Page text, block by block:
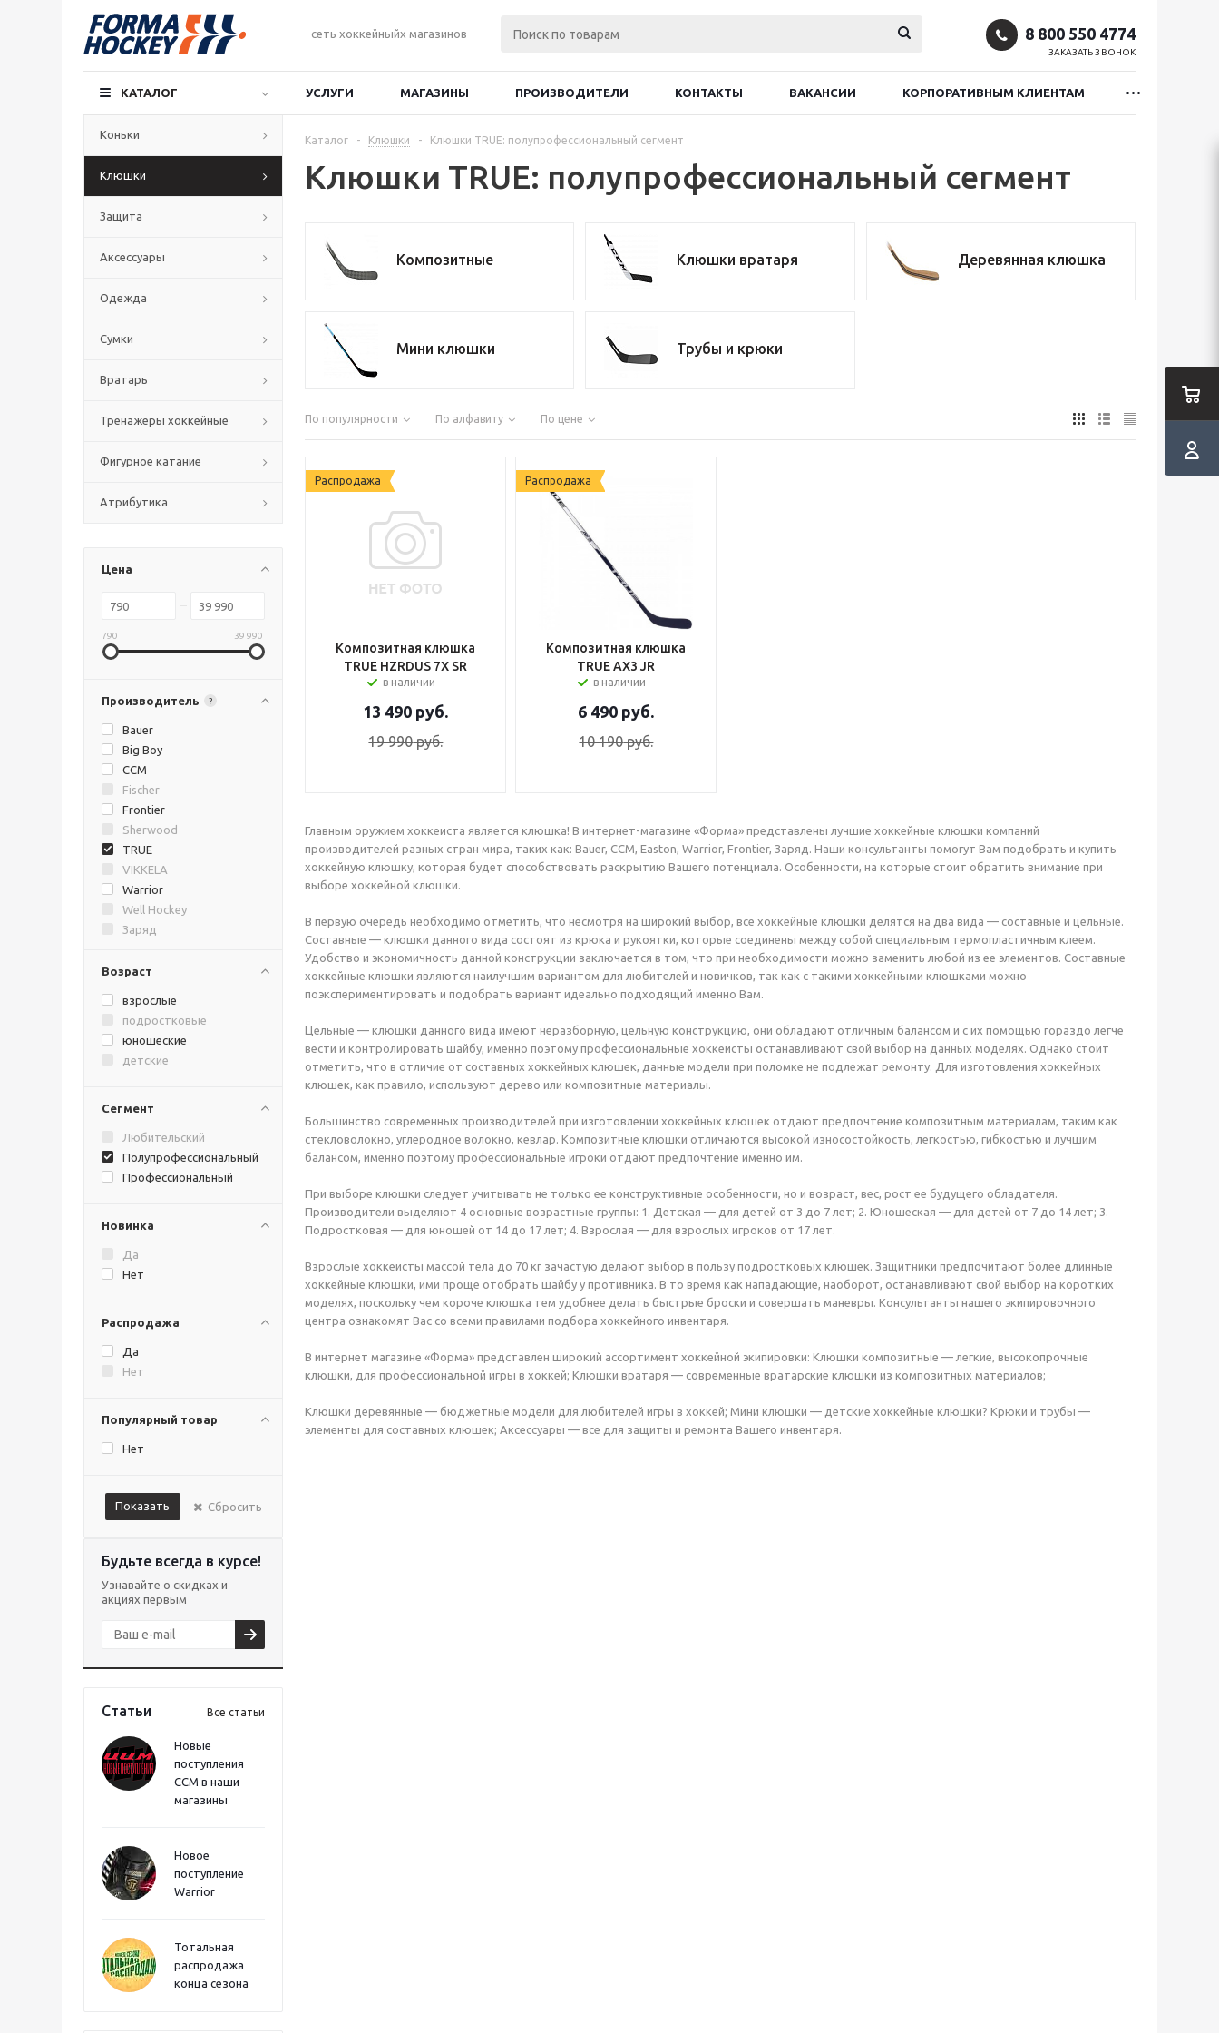
сеть хоккейныйх магазинов 8 800 550 4774
ЗАКАЗАТЬ ЗВОНОК
КАТАЛОГ УСЛУГИ МАГАЗИНЫ ПРОИЗВОДИТЕЛИ КОНТАКТЫ ВАКАНСИИ КОРПОРАТИВНЫМ КЛИЕНТАМ
Коньки
Клюшки
Защита
Аксессуары
Одежда
Сумки
Вратарь
Тренажеры хоккейные
Фигурное катание
Атрибутика
Цена
790 39 990
Производитель ?
Bauer
Big Boy
CCM
Fischer
Frontier
Sherwood
TRUE
VIKKELA
Warrior
Well Hockey
Заряд
Возраст
взрослые
подростковые
юношеские
детские
Сегмент
Любительский
Полупрофессиональный
Профессиональный
Новинка
Да
Нет
Распродажа
Да
Нет
Популярный товар
Нет
Показать Сбросить
Будьте всегда в курсе!
Узнавайте о скидках и
акциях первым
Статьи Все статьи
Новые
поступления
CCM в наши
магазины
Новое
поступление
Warrior
Тотальная
распродажа
конца сезона
Каталог - Клюшки - Клюшки TRUE: полупрофессиональный сегмент
Клюшки TRUE: полупрофессиональный сегмент
Композитные Клюшки вратаря Деревянная клюшка
Мини клюшки Трубы и крюки
По популярности По алфавиту По цене
Распродажа
Композитная клюшка
TRUE HZRDUS 7X SR
в наличии
13 490 руб.
19 990руб.
Распродажа
Композитная клюшка
TRUE AX3 JR
в наличии
6 490 руб.
10 190руб.
Главным оружием хоккеиста является клюшка! В интернет-магазине «Форма» представлены лучшие хоккейные клюшки компаний
производителей разных стран мира, таких как: Bauer, CCM, Easton, Warrior, Frontier, Заряд. Наши консультанты помогут Вам подобрать и купить
хоккейную клюшку, которая будет способствовать раскрытию Вашего потенциала. Особенности, на которые стоит обратить внимание при
выборе хоккейной клюшки.
В первую очередь необходимо отметить, что несмотря на широкий выбор, все хоккейные клюшки делятся на два вида — составные и цельные.
Составные — клюшки данного вида состоят из крюка и рукоятки, которые соединены между собой специальным термопластичным клеем.
Удобство и экономичность данной конструкции заключается в том, что при необходимости можно заменить любой из ее элементов. Составные
хоккейные клюшки являются наилучшим вариантом для любителей и новичков, так как с такими хоккейными клюшками можно
поэкспериментировать и подобрать вариант идеально подходящий именно Вам.
Цельные — клюшки данного вида имеют неразборную, цельную конструкцию, они обладают отличным балансом и с их помощью гораздо легче
вести и контролировать шайбу, именно поэтому профессиональные хоккеисты останавливают свой выбор на данных моделях. Однако стоит
отметить, что в отличие от составных хоккейных клюшек, данные модели при поломке не подлежат ремонту. Для изготовления хоккейных
клюшек, как правило, используют дерево или композитные материалы.
Большинство современных производителей при изготовлении хоккейных клюшек отдают предпочтение композитным материалам, таким как
стекловолокно, углеродное волокно, кевлар. Композитные клюшки отличаются высокой износостойкость, легкостью, гибкостью и лучшим
балансом, именно поэтому профессиональные игроки отдают предпочтение именно им.
При выборе клюшки следует учитывать не только ее конструктивные особенности, но и возраст, вес, рост ее будущего обладателя.
Производители выделяют 4 основные возрастные группы: 1. Детская — для детей от 3 до 7 лет; 2. Юношеская — для детей от 7 до 14 лет; 3.
Подростковая — для юношей от 14 до 17 лет; 4. Взрослая — для взрослых игроков от 17 лет.
Взрослые хоккеисты массой тела до 70 кг зачастую делают выбор в пользу подростковых клюшек. Защитники предпочитают более длинные
хоккейные клюшки, ими проще отобрать шайбу у противника. В то время как нападающие, наоборот, останавливают свой выбор на коротких
моделях, поскольку чем короче клюшка тем удобнее делать быстрые броски и совершать маневры. Консультанты нашего экипировочного
центра ознакомят Вас со всеми правилами подбора хоккейного инвентаря.
В интернет магазине «Форма» представлен широкий ассортимент хоккейной экипировки: Клюшки композитные — легкие, высокопрочные
клюшки, для профессиональной игры в хоккей; Клюшки вратаря — современные вратарские клюшки из композитных материалов;
Клюшки деревянные — бюджетные модели для любителей игры в хоккей; Мини клюшки — детские хоккейные клюшки? Крюки и трубы —
элементы для составных клюшек; Аксессуары — все для защиты и ремонта Вашего инвентаря.